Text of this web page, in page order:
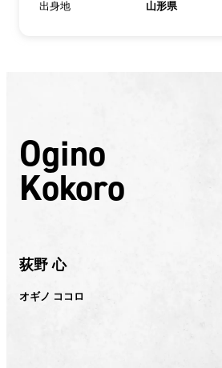
出身地 山形県
Ogino
Kokoro
荻野 心
オギノ ココロ